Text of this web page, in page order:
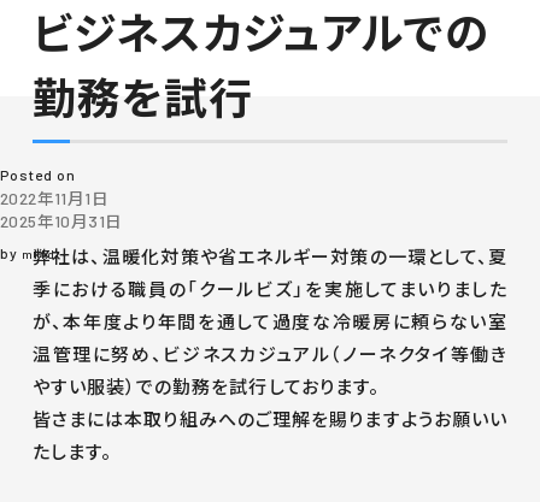
月:2022年11月
ビジネスカジュアルでの
勤務を試行
Posted on
2022年11月1日
2025年10月31日
by mkkd
弊社は、温暖化対策や省エネルギー対策の一環として、夏
季における職員の「クールビズ」を実施してまいりました
が、本年度より年間を通して過度な冷暖房に頼らない室
温管理に努め、ビジネスカジュアル（ノーネクタイ等働き
やすい服装）での勤務を試行しております。
皆さまには本取り組みへのご理解を賜りますようお願いい
たします。